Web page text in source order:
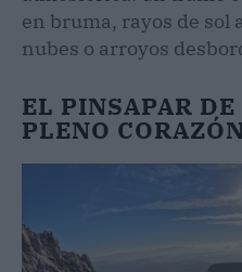
en bruma, rayos de sol
nubes o arroyos
EL PINSAPAR
PLENO